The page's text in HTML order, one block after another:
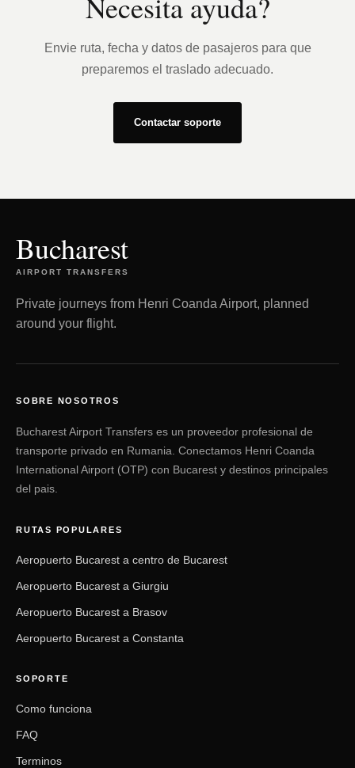
Envie ruta, fecha y datos de pasajeros para que
preparemos el traslado adecuado.
Contactar soporte
Bucharest
AIRPORT TRANSFERS
Private journeys from Henri Coanda Airport, planned
around your flight.
SOBRE NOSOTROS
Bucharest Airport Transfers es un proveedor profesional de
transporte privado en Rumania. Conectamos Henri Coanda
International Airport (OTP) con Bucarest y destinos principales
del pais.
RUTAS POPULARES
Aeropuerto Bucarest a centro de Bucarest
Aeropuerto Bucarest a Giurgiu
Aeropuerto Bucarest a Brasov
Aeropuerto Bucarest a Constanta
SOPORTE
Como funciona
FAQ
Terminos